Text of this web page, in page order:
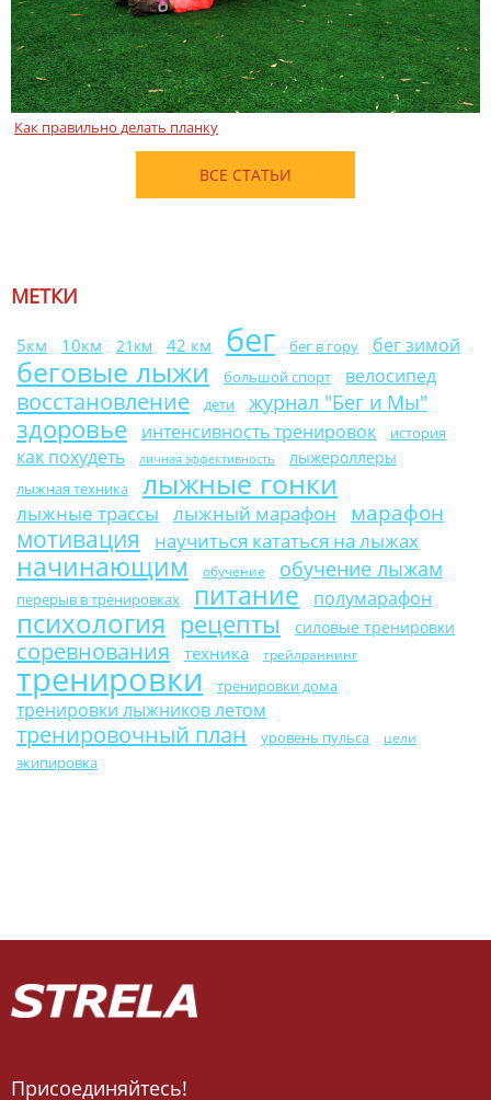
Как правильно делать планку
ВСЕ СТАТЬИ
МЕТКИ
5км 10км 21км 42 км бег бег в гору бег зимой
беговые лыжи большой спорт велосипед
восстановление дети журнал "Бег и Мы"
здоровье интенсивность тренировок история
как похудеть личная эффективность лыжероллеры
лыжная техника лыжные гонки
лыжные трассы лыжный марафон марафон
мотивация научиться кататься на лыжах
начинающим обучение обучение лыжам
перерыв в тренировках питание полумарафон
психология рецепты силовые тренировки
соревнования техника трейлраннинг
тренировки тренировки дома
тренировки лыжников летом
тренировочный план уровень пульса цели
экипировка
Присоединяйтесь!